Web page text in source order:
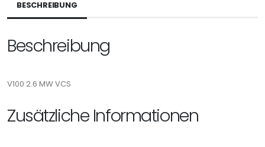
BESCHREIBUNG
Beschreibung
V100 2.6 MW VCS
Zusätzliche Informationen